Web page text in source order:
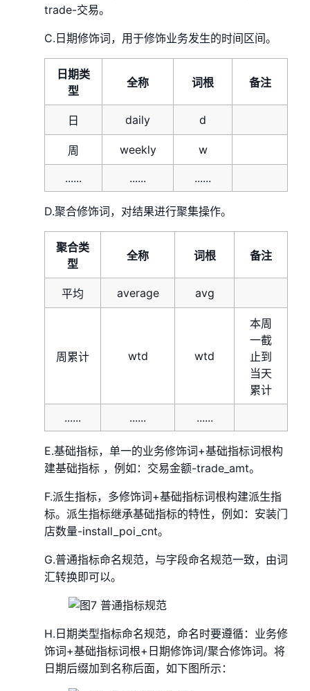
trade-交易。
C.日期修饰词，用于修饰业务发生的时间区间。
日期类
型
全称 词根 备注
日 daily d
周 weekly w
...... ...... ......
D.聚合修饰词，对结果进行聚集操作。
聚合类
型
全称 词根 备注
平均 average avg
周累计 wtd wtd
本周
一截
止到
当天
累计
......
...... ......
E.基础指标，单一的业务修饰词+基础指标词根构
建基础指标 ，例如：交易金额-trade_amt。
F.派生指标，多修饰词+基础指标词根构建派生指
标。派生指标继承基础指标的特性，例如：安装门
店数量-install_poi_cnt。
G.普通指标命名规范，与字段命名规范一致，由词
汇转换即可以。
H.日期类型指标命名规范，命名时要遵循：业务修
饰词+基础指标词根+日期修饰词/聚合修饰词。将
日期后缀加到名称后面，如下图所示：